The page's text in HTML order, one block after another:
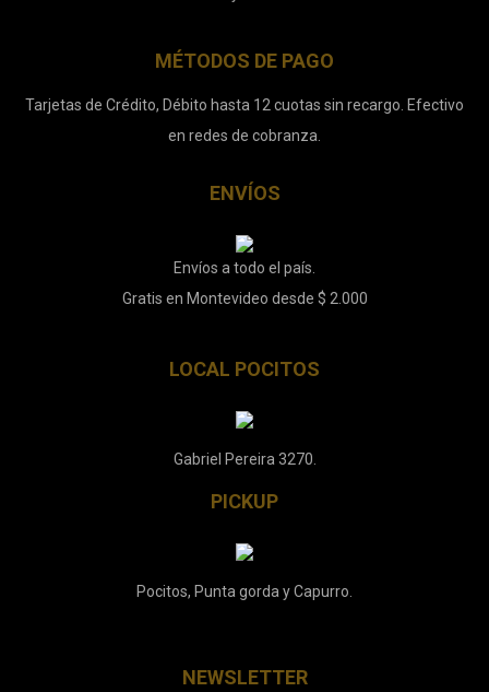
MÉTODOS DE PAGO
Tarjetas de Crédito, Débito hasta 12 cuotas sin recargo. Efectivo
en redes de cobranza.
ENVÍOS
Envíos a todo el país.
Gratis en Montevideo desde $ 2.000
LOCAL POCITOS
Gabriel Pereira 3270.
PICKUP
Pocitos, Punta gorda y Capurro.
NEWSLETTER